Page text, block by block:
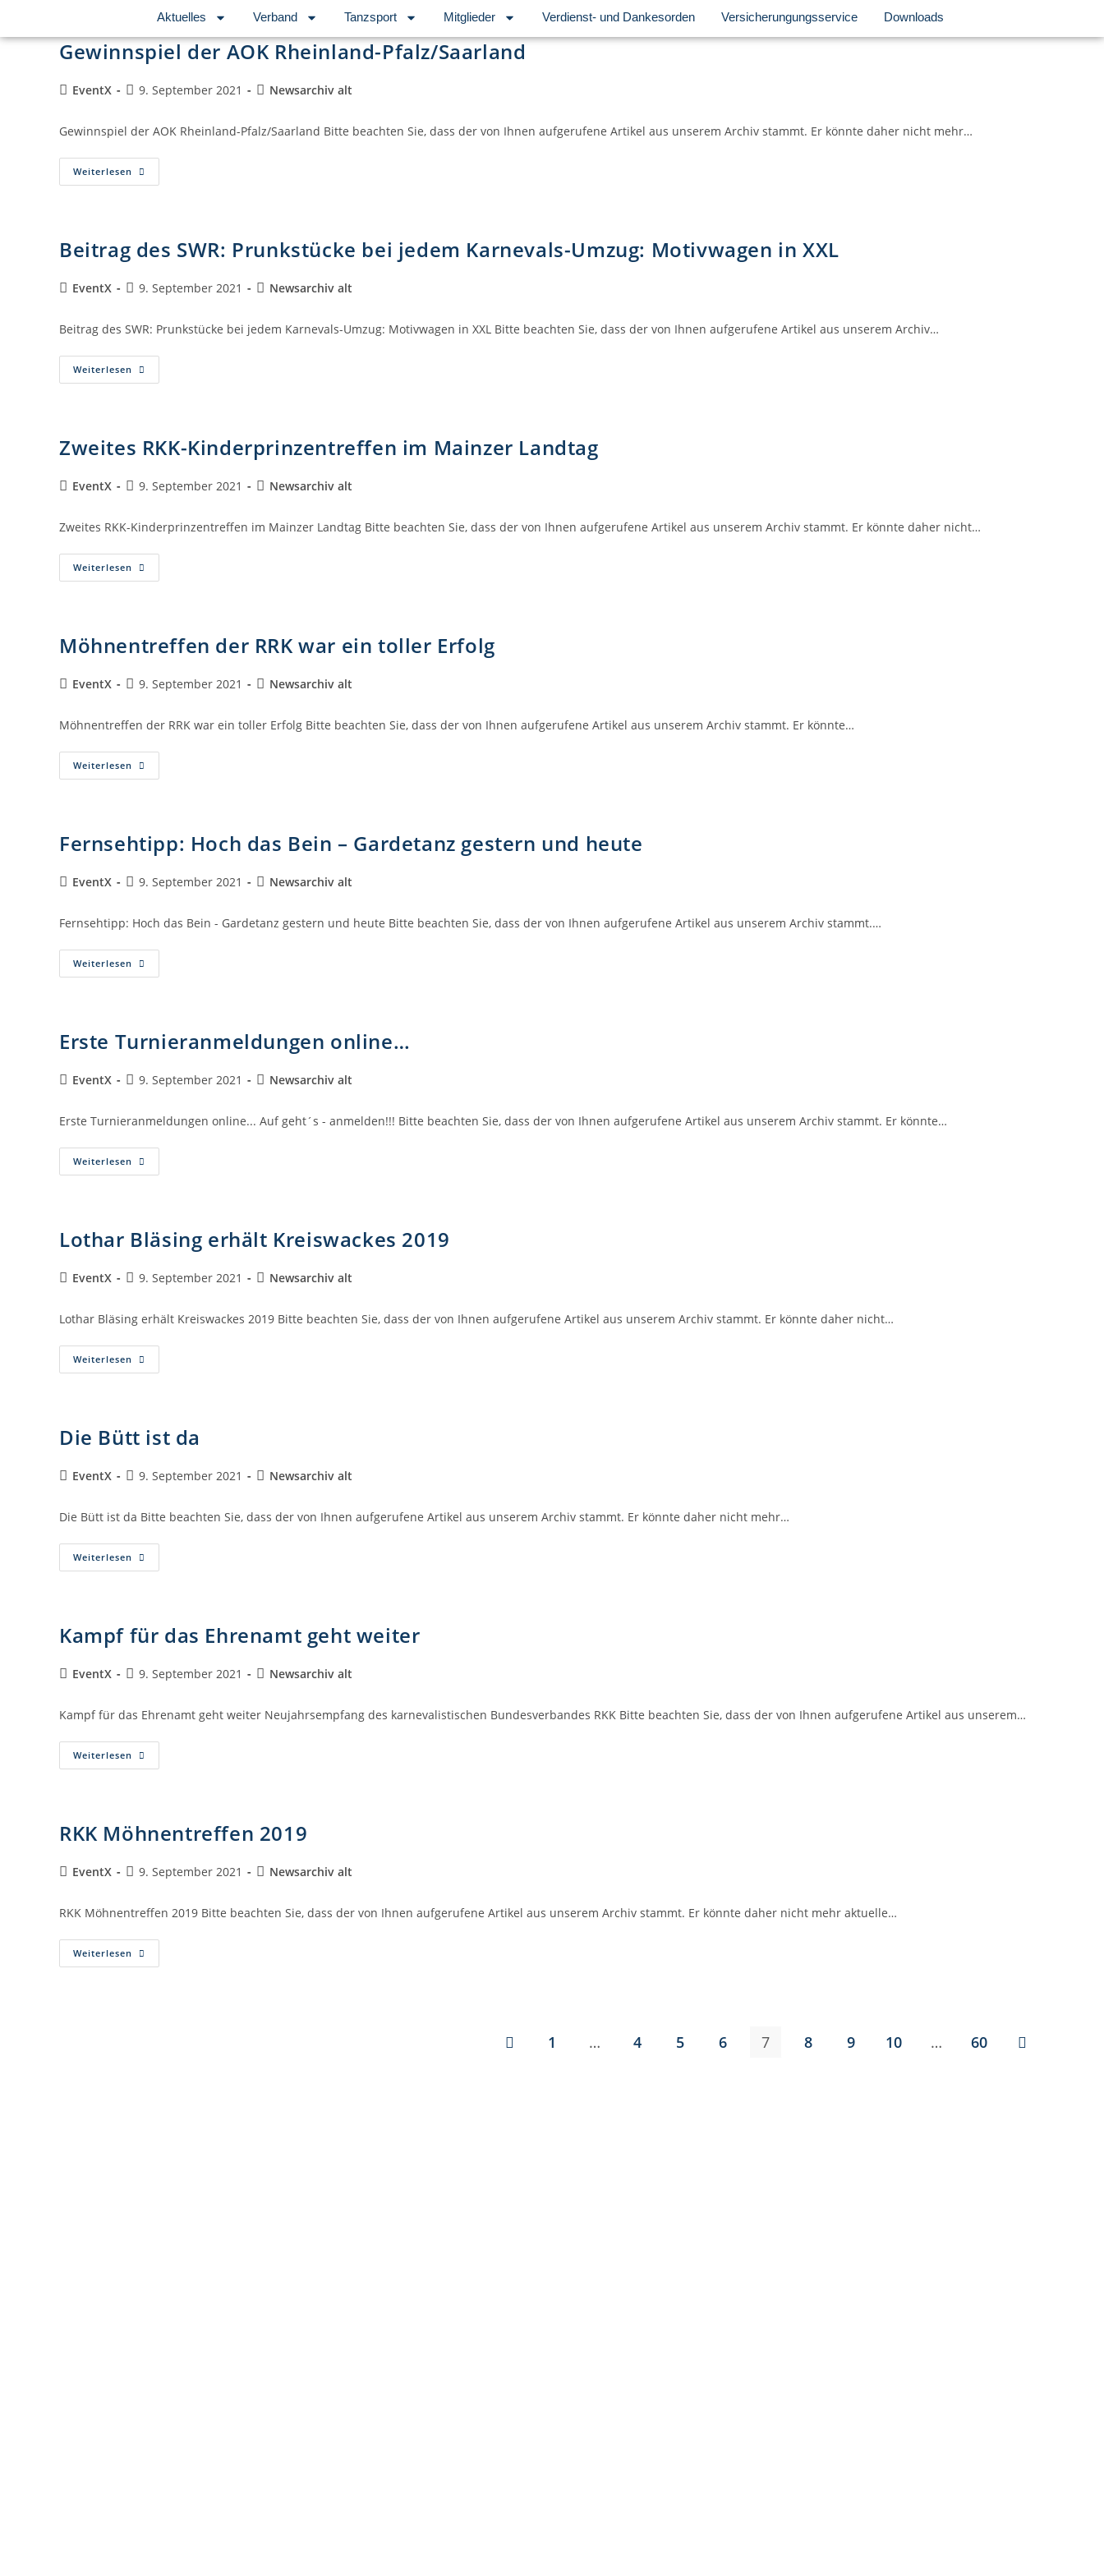
Aktuelles Verband Tanzsport Mitglieder Verdienst- und Dankesorden Versicherungungsservice Downloads
Gewinnspiel der AOK Rheinland-Pfalz/Saarland
EventX 9. September 2021 Newsarchiv alt
Gewinnspiel der AOK Rheinland-Pfalz/Saarland Bitte beachten Sie, dass der von Ihnen aufgerufene Artikel aus unserem Archiv stammt. Er könnte daher nicht mehr…
Weiterlesen
Beitrag des SWR: Prunkstücke bei jedem Karnevals-Umzug: Motivwagen in XXL
EventX 9. September 2021 Newsarchiv alt
Beitrag des SWR: Prunkstücke bei jedem Karnevals-Umzug: Motivwagen in XXL Bitte beachten Sie, dass der von Ihnen aufgerufene Artikel aus unserem Archiv…
Weiterlesen
Zweites RKK-Kinderprinzentreffen im Mainzer Landtag
EventX 9. September 2021 Newsarchiv alt
Zweites RKK-Kinderprinzentreffen im Mainzer Landtag Bitte beachten Sie, dass der von Ihnen aufgerufene Artikel aus unserem Archiv stammt. Er könnte daher nicht…
Weiterlesen
Möhnentreffen der RRK war ein toller Erfolg
EventX 9. September 2021 Newsarchiv alt
Möhnentreffen der RRK war ein toller Erfolg Bitte beachten Sie, dass der von Ihnen aufgerufene Artikel aus unserem Archiv stammt. Er könnte…
Weiterlesen
Fernsehtipp: Hoch das Bein – Gardetanz gestern und heute
EventX 9. September 2021 Newsarchiv alt
Fernsehtipp: Hoch das Bein - Gardetanz gestern und heute Bitte beachten Sie, dass der von Ihnen aufgerufene Artikel aus unserem Archiv stammt.…
Weiterlesen
Erste Turnieranmeldungen online…
EventX 9. September 2021 Newsarchiv alt
Erste Turnieranmeldungen online... Auf geht´s - anmelden!!! Bitte beachten Sie, dass der von Ihnen aufgerufene Artikel aus unserem Archiv stammt. Er könnte…
Weiterlesen
Lothar Bläsing erhält Kreiswackes 2019
EventX 9. September 2021 Newsarchiv alt
Lothar Bläsing erhält Kreiswackes 2019 Bitte beachten Sie, dass der von Ihnen aufgerufene Artikel aus unserem Archiv stammt. Er könnte daher nicht…
Weiterlesen
Die Bütt ist da
EventX 9. September 2021 Newsarchiv alt
Die Bütt ist da Bitte beachten Sie, dass der von Ihnen aufgerufene Artikel aus unserem Archiv stammt. Er könnte daher nicht mehr…
Weiterlesen
Kampf für das Ehrenamt geht weiter
EventX 9. September 2021 Newsarchiv alt
Kampf für das Ehrenamt geht weiter Neujahrsempfang des karnevalistischen Bundesverbandes RKK Bitte beachten Sie, dass der von Ihnen aufgerufene Artikel aus unserem…
Weiterlesen
RKK Möhnentreffen 2019
EventX 9. September 2021 Newsarchiv alt
RKK Möhnentreffen 2019 Bitte beachten Sie, dass der von Ihnen aufgerufene Artikel aus unserem Archiv stammt. Er könnte daher nicht mehr aktuelle…
Weiterlesen
1 … 4 5 6 7 8 9 10 … 60